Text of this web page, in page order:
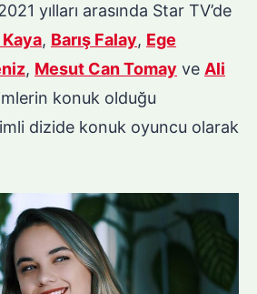
yılları arasında Star TV’de
, Barış Falay, Ege
, Mesut Can Tomay ve Ali
konuk olduğu
dizide konuk oyuncu olarak